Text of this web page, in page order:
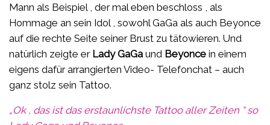
Mann als Beispiel , der mal eben beschloss , als
Hommage an sein Idol , sowohl GaGa als auch Beyonce
auf die rechte Seite seiner Brust zu tätowieren. Und
natürlich zeigte er Lady GaGa und Beyonce in einem
eigens dafür arrangierten Video- Telefonchat – auch
ganz stolz sein Tattoo.
„Ok , das ist das erstaunlichste Tattoo aller Zeiten “ so